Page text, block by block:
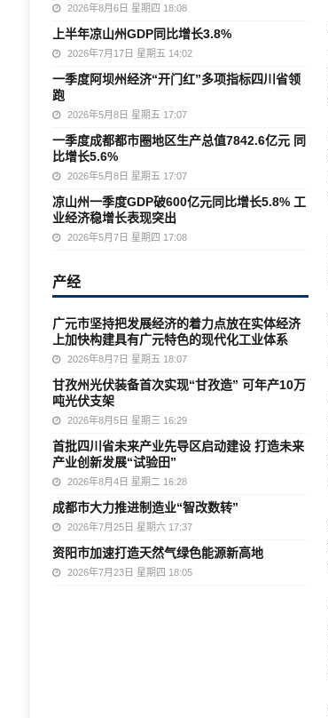
2026年8月6日 星期四 18:08
上半年凉山州GDP同比增长3.8%
2026年7月17日 星期五 14:02
一季度阿坝州经济“开门红”多项指标四川省领
跑
2026年5月8日 星期五 17:07
一季度成都都市圈地区生产总值7842.6亿元 同
比增长5.6%
2026年5月8日 星期五 17:07
凉山州一季度GDP破600亿元同比增长5.8% 工
业经济稳增长表现突出
2026年5月7日 星期四 17:08
产经
广元市坚持把发展经济的着力点放在实体经济
上加快构建具有广元特色的现代化工业体系
2026年8月7日 星期五 18:07
甘孜州光伏装备首次实现“甘孜造” 可年产10万
吨光伏支架
2026年8月5日 星期三 16:29
首批四川省未来产业先导区启动建设 打造未来
产业创新发展“试验田”
2026年8月4日 星期二 16:28
成都市大力推进制造业“智改数转”
2026年7月25日 星期六 17:37
资阳市加速打造天然气绿色能源新高地
2026年7月23日 星期四 18:05